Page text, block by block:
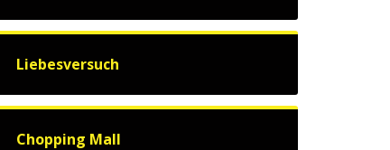
Liebesversuch
Chopping Mall